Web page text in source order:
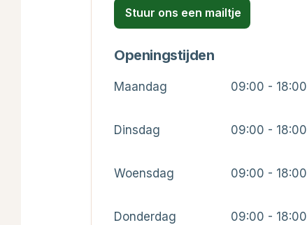
Stuur ons een mailtje
Openingstijden
Maandag 09:00 - 18:00
Dinsdag 09:00 - 18:00
Woensdag 09:00 - 18:00
Donderdag 09:00 - 18:00